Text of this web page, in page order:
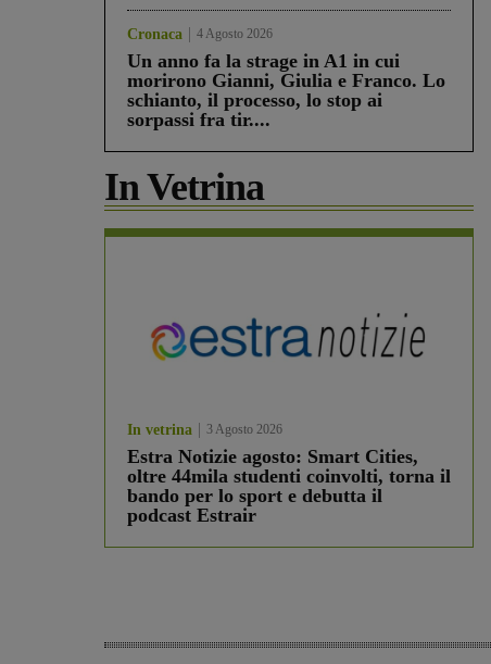
Cronaca 4 Agosto 2026
Un anno fa la strage in A1 in cui
morirono Gianni, Giulia e Franco. Lo
schianto, il processo, lo stop ai
sorpassi fra tir....
In Vetrina
In vetrina 3 Agosto 2026
Estra Notizie agosto: Smart Cities,
oltre 44mila studenti coinvolti, torna il
bando per lo sport e debutta il
podcast Estrair